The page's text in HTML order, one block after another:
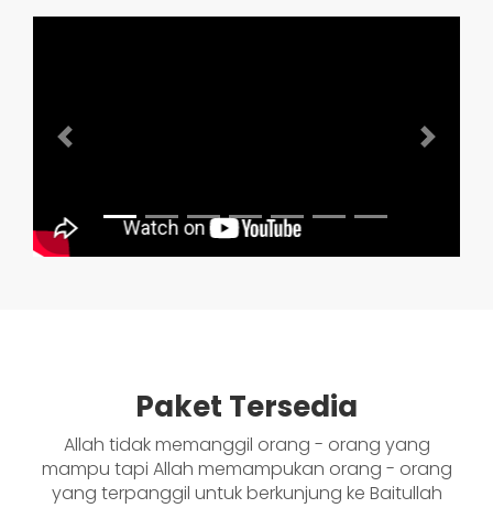
Previous Next
Paket Tersedia
Allah tidak memanggil orang - orang yang
mampu tapi Allah memampukan orang - orang
yang terpanggil untuk berkunjung ke Baitullah